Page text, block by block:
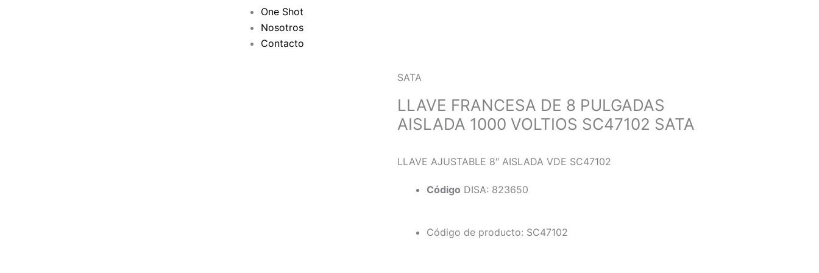
One Shot
Nosotros
Contacto
SATA
LLAVE FRANCESA DE 8 PULGADAS
AISLADA 1000 VOLTIOS SC47102 SATA
LLAVE AJUSTABLE 8″ AISLADA VDE SC47102
Código DISA: 823650
Código de producto: SC47102